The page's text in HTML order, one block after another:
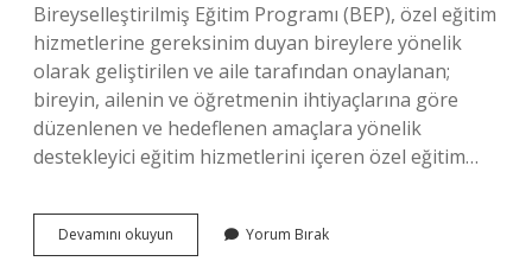
Bireyselleştirilmiş Eğitim Programı (BEP), özel eğitim
hizmetlerine gereksinim duyan bireylere yönelik
olarak geliştirilen ve aile tarafından onaylanan;
bireyin, ailenin ve öğretmenin ihtiyaçlarına göre
düzenlenen ve hedeflenen amaçlara yönelik
destekleyici eğitim hizmetlerini içeren özel eğitim…
Devamını okuyun
Bep
Yorum Bırak